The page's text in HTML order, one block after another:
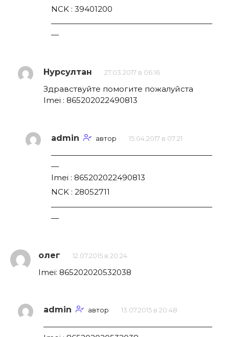
NCK : 39401200
—————————————————————
—
Нурсултан 27.03.2017 в 06:16
Здравствуйте помогите пожалуйста
Imei : 865202022490813
admin автор 15.04.2017 в 07:21
—————————————————————
—
Imei : 865202022490813
NCK : 28052711
—————————————————————
—
олег 12.07.2015 в 20:24
Imei: 865202020532038
admin автор 13.07.2015 в 20:48
——————————————————————